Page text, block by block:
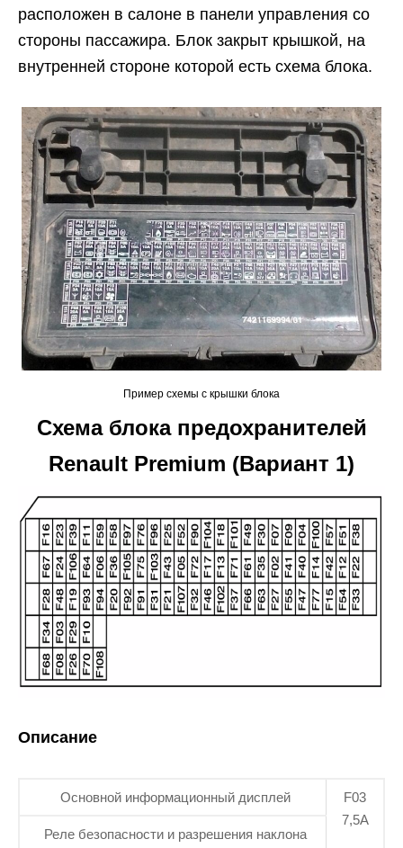
расположен в салоне в панели управления со
стороны пассажира. Блок закрыт крышкой, на
внутренней стороне которой есть схема блока.
Пример схемы с крышки блока
Схема блока предохранителей
Renault Premium (Вариант 1)
Описание
Основной информационный дисплей
F03
7,5А
Реле безопасности и разрешения наклона